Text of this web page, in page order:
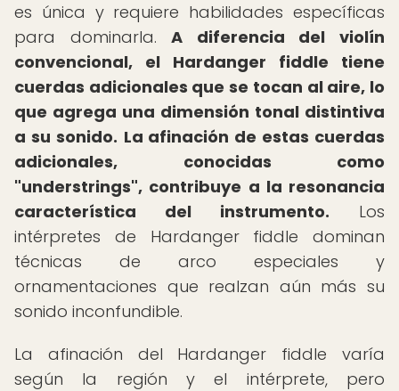
es única y requiere habilidades específicas
para dominarla.A diferencia del violín
convencional, el Hardanger fiddle tiene
cuerdas adicionales que se tocan al aire, lo
que agrega una dimensión tonal distintiva
a su sonido. La afinación de estas cuerdas
adicionales, conocidas como
"understrings", contribuye a la resonancia
característica del instrumento. Los
intérpretes de Hardanger fiddle dominan
técnicas de arco especiales y
ornamentaciones que realzan aún más su
sonido inconfundible.
La afinación del Hardanger fiddle varía
según la región y el intérprete, pero